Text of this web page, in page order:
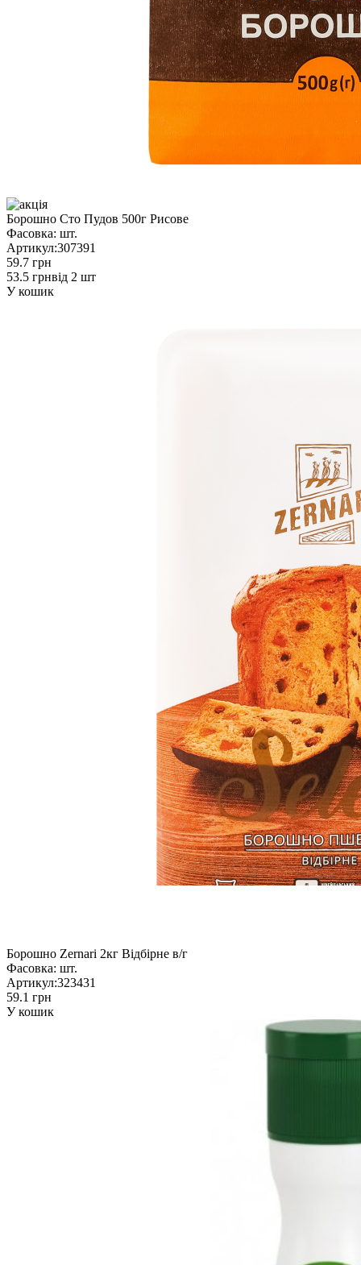
Борошно Сто Пудов 500г Рисове
Фасовка: шт.
Артикул:307391
59.7 грн
53.5 грнвід 2 шт
У кошик
Борошно Zernari 2кг Відбірне в/г
Фасовка: шт.
Артикул:323431
59.1 грн
У кошик